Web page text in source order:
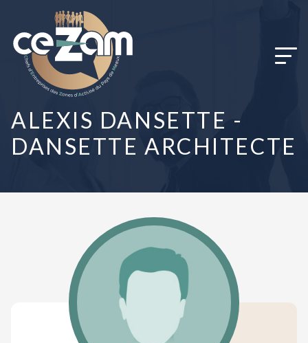
Panneau de gestion des cookies
ALEXIS DANSETTE -
DANSETTE ARCHITECTE